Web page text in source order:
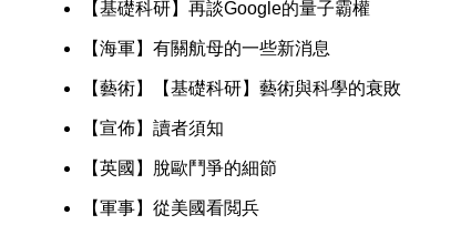
【基礎科研】再談Google的量子霸權
【海軍】有關航母的一些新消息
【藝術】【基礎科研】藝術與科學的衰敗
【宣佈】讀者須知
【英國】脫歐鬥爭的細節
【軍事】從美國看閲兵